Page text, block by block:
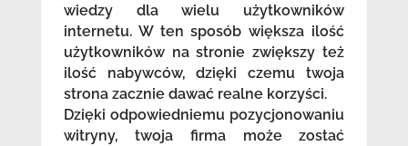
wiedzy dla wielu użytkowników
internetu. W ten sposób większa ilość
użytkowników na stronie zwiększy też
ilość nabywców, dzięki czemu twoja
strona zacznie dawać realne korzyści.
Dzięki odpowiedniemu pozycjonowaniu
witryny, twoja firma może zostać